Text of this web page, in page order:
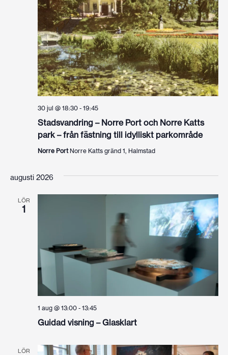
Stadsvandring – Norre Port och Norre Katts
park – från fästning till idylliskt parkområde
30 jul @ 18:30- 19:45
Norre Port Norre Katts gränd 1, Halmstad
augusti 2026
LÖR
1
Guidad visning – Glasklart
1 aug @ 13:00- 13:45
LÖR